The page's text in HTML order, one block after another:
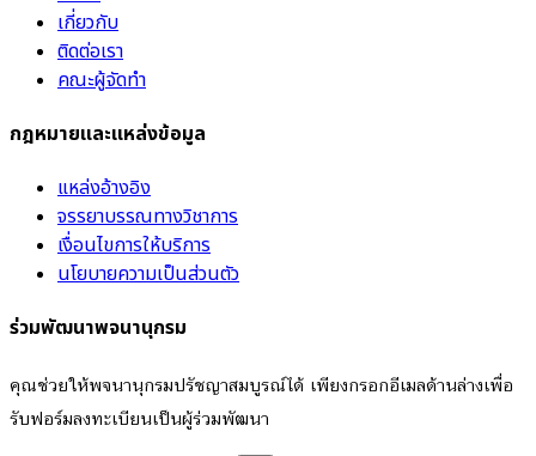
เกี่ยวกับ
ติดต่อเรา
คณะผู้จัดทำ
กฎหมายและแหล่งข้อมูล
แหล่งอ้างอิง
จรรยาบรรณทางวิชาการ
เงื่อนไขการให้บริการ
นโยบายความเป็นส่วนตัว
ร่วมพัฒนาพจนานุกรม
คุณช่วยให้พจนานุกรมปรัชญาสมบูรณ์ได้ เพียงกรอกอีเมลด้านล่างเพื่อ
รับฟอร์มลงทะเบียนเป็นผู้ร่วมพัฒนา